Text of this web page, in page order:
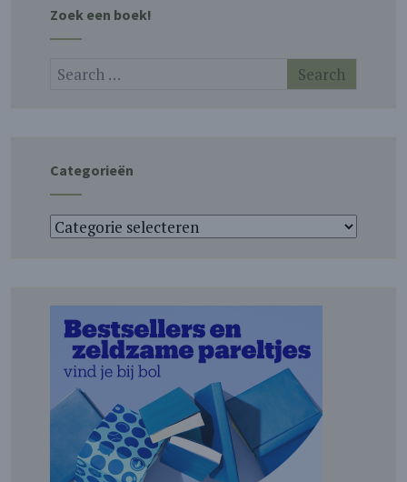
Zoek een boek!
Categorieën
Categorieën